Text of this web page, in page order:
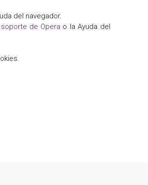
del navegador.
soporte de Opera o la Ayuda del